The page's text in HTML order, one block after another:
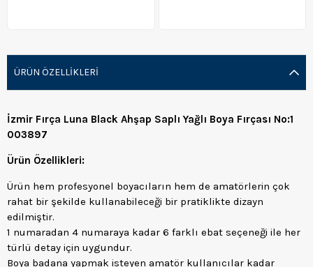
ÜRÜN ÖZELLIKLERI
İzmir Fırça Luna Black Ahşap Saplı Yağlı Boya Fırçası No:1
003897
Ürün Özellikleri:
Ürün hem profesyonel boyacıların hem de amatörlerin çok
rahat bir şekilde kullanabileceği bir pratiklikte dizayn
edilmiştir.
1 numaradan 4 numaraya kadar 6 farklı ebat seçeneği ile her
türlü detay için uygundur.
Boya badana yapmak isteyen amatör kullanıcılar kadar